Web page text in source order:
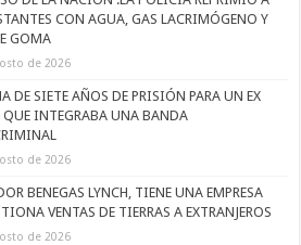
CON AGUA, GAS LACRIMÓGENO Y
GOMA
de 2026
DE SIETE AÑOS DE PRISIÓN PARA UN EX
INTEGRABA UNA BANDA
de 2026
BENEGAS LYNCH, TIENE UNA EMPRESA
VENTAS DE TIERRAS A EXTRANJEROS
de 2026